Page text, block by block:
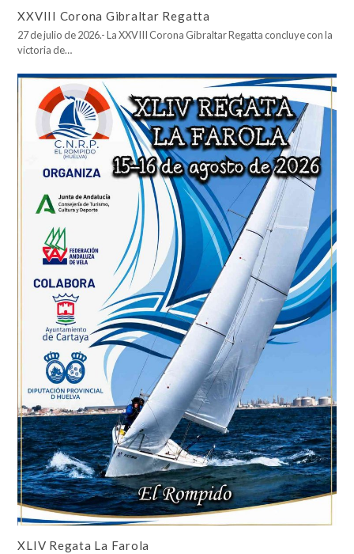
XXVIII Corona Gibraltar Regatta
27 de julio de 2026.- La XXVIII Corona Gibraltar Regatta concluye con la
victoria de…
XLIV Regata La Farola